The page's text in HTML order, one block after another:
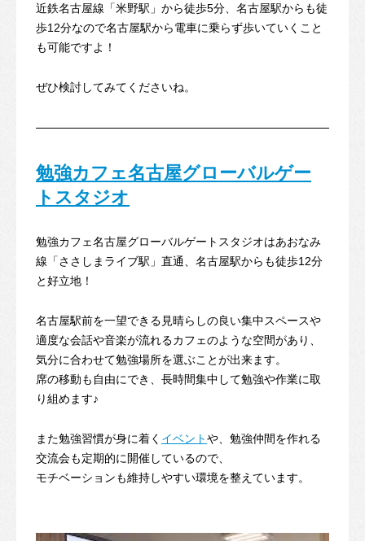
近鉄名古屋線「米野駅」から徒歩5分、名古屋駅からも徒
歩12分なので名古屋駅から電車に乗らず歩いていくこと
も可能ですよ！
ぜひ検討してみてくださいね。
勉強カフェ名古屋グローバルゲー
トスタジオ
勉強カフェ名古屋グローバルゲートスタジオはあおなみ
線「ささしまライブ駅」直通、名古屋駅からも徒歩12分
と好立地！
名古屋駅前を一望できる見晴らしの良い集中スペースや
適度な会話や音楽が流れるカフェのような空間があり、
気分に合わせて勉強場所を選ぶことが出来ます。
席の移動も自由にでき、長時間集中して勉強や作業に取
り組めます♪
また勉強習慣が身に着く イベントや、勉強仲間を作れる
交流会も定期的に開催しているので、
モチベーションも維持しやすい環境を整えています。